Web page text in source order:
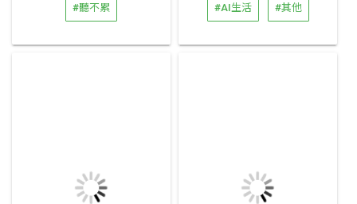
#聽不累 #AI生活 #其他